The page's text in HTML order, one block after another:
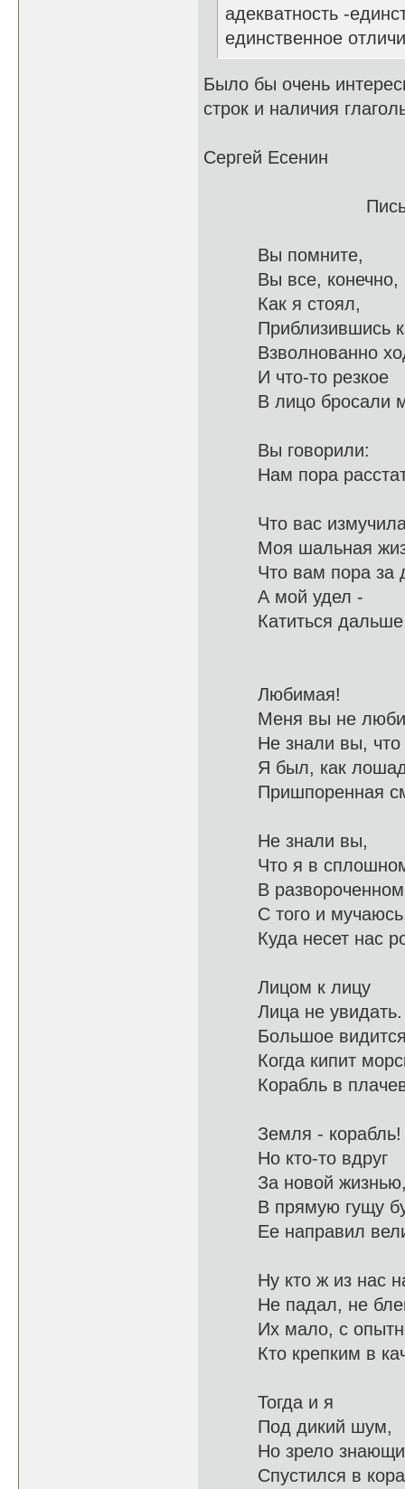
адекватность -
единственное
Было бы очень
строк и наличия
Сергей Есенин
Письмо к
Вы помните,
Вы все,
Как я стоял,
Взволнованно
И что-то резкое
В лицо
Вы говорили:
Нам
Что вас
Моя
Что вам пора
А мой удел -
Любимая!
Меня вы
Не знали вы,
Я был, как
Не знали вы,
Что я в
В
С того и
Куда несет
Лицом к лицу
Лица не
Большое
Когда
Корабль в
Земля - корабль!
Но
За новой
В прямую
Ее
Ну кто ж из
Не падал, не
Их мало, с
Кто крепким
Тогда и я
Под
Но зрело
Спустился в